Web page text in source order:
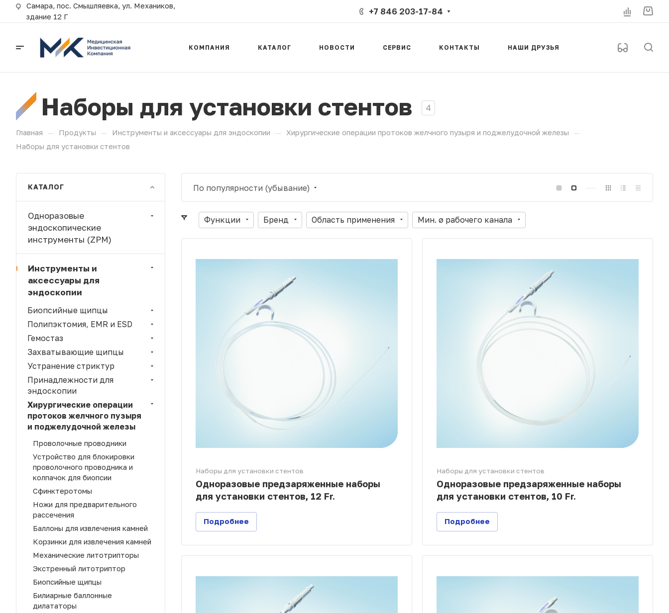
Самара, пос. Смышляевка, ул. Механиков,
здание 12 Г
+7 846 203-17-84
КОМПАНИЯ КАТАЛОГ НОВОСТИ СЕРВИС КОНТАКТЫ НАШИ ДРУЗЬЯ
Наборы для установки стентов 4
Главная — Продукты — Инструменты и аксессуары для эндоскопии — Хирургические операции протоков желчного пузыря и поджелудочной железы —
Наборы для установки стентов
По популярности (убывание)
Функции Бренд Область применения Мин. ø рабочего канала
Наборы для установки стентов
Одноразовые предзаряженные наборы
для установки стентов, 12 Fr.
Подробнее
Наборы для установки стентов
Одноразовые предзаряженные наборы
для установки стентов, 10 Fr.
Подробнее
КАТАЛОГ
Одноразовые
эндоскопические
инструменты (ZPM)
Инструменты и
аксессуары для
эндоскопии
Биопсийные щипцы
Полипэктомия, EMR и ESD
Гемостаз
Захватывающие щипцы
Устранение стриктур
Принадлежности для
эндоскопии
Хирургические операции
протоков желчного пузыря
и поджелудочной железы
Проволочные проводники
Устройство для блокировки
проволочного проводника и
колпачок для биопсии
Сфинктеротомы
Ножи для предварительного
рассечения
Баллоны для извлечения камней
Корзинки для извлечения камней
Механические литотрипторы
Экстренный литотриптор
Биопсийные щипцы
Билиарные баллонные
дилататоры